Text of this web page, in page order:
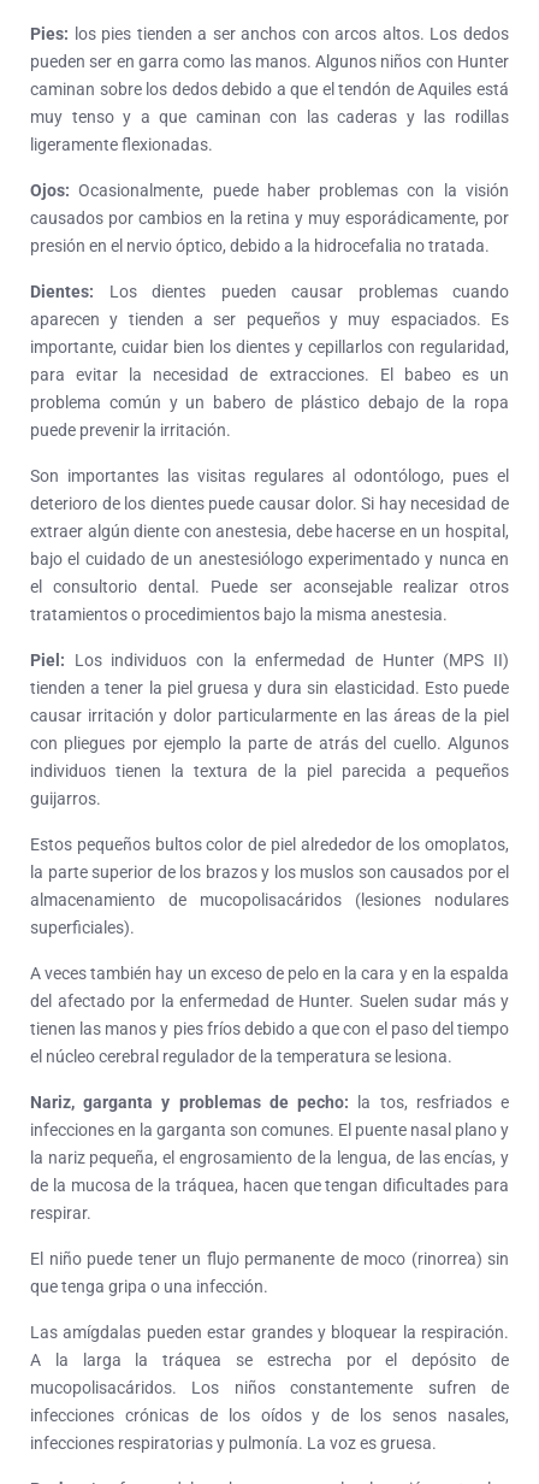
Pies: los pies tienden a ser anchos con arcos altos. Los dedos
pueden ser en garra como las manos. Algunos niños con Hunter
caminan sobre los dedos debido a que el tendón de Aquiles está
muy tenso y a que caminan con las caderas y las rodillas
ligeramente flexionadas.
Ojos: Ocasionalmente, puede haber problemas con la visión
causados por cambios en la retina y muy esporádicamente, por
presión en el nervio óptico, debido a la hidrocefalia no tratada.
Dientes: Los dientes pueden causar problemas cuando
aparecen y tienden a ser pequeños y muy espaciados. Es
importante, cuidar bien los dientes y cepillarlos con regularidad,
para evitar la necesidad de extracciones. El babeo es un
problema común y un babero de plástico debajo de la ropa
puede prevenir la irritación.
Son importantes las visitas regulares al odontólogo, pues el
deterioro de los dientes puede causar dolor. Si hay necesidad de
extraer algún diente con anestesia, debe hacerse en un hospital,
bajo el cuidado de un anestesiólogo experimentado y nunca en
el consultorio dental. Puede ser aconsejable realizar otros
tratamientos o procedimientos bajo la misma anestesia.
Piel: Los individuos con la enfermedad de Hunter (MPS II)
tienden a tener la piel gruesa y dura sin elasticidad. Esto puede
causar irritación y dolor particularmente en las áreas de la piel
con pliegues por ejemplo la parte de atrás del cuello. Algunos
individuos tienen la textura de la piel parecida a pequeños
guijarros.
Estos pequeños bultos color de piel alrededor de los omoplatos,
la parte superior de los brazos y los muslos son causados por el
almacenamiento de mucopolisacáridos (lesiones nodulares
superficiales).
A veces también hay un exceso de pelo en la cara y en la espalda
del afectado por la enfermedad de Hunter. Suelen sudar más y
tienen las manos y pies fríos debido a que con el paso del tiempo
el núcleo cerebral regulador de la temperatura se lesiona.
Nariz, garganta y problemas de pecho: la tos, resfriados e
infecciones en la garganta son comunes. El puente nasal plano y
la nariz pequeña, el engrosamiento de la lengua, de las encías, y
de la mucosa de la tráquea, hacen que tengan dificultades para
respirar.
El niño puede tener un flujo permanente de moco (rinorrea) sin
que tenga gripa o una infección.
Las amígdalas pueden estar grandes y bloquear la respiración.
A la larga la tráquea se estrecha por el depósito de
mucopolisacáridos. Los niños constantemente sufren de
infecciones crónicas de los oídos y de los senos nasales,
infecciones respiratorias y pulmonía. La voz es gruesa.